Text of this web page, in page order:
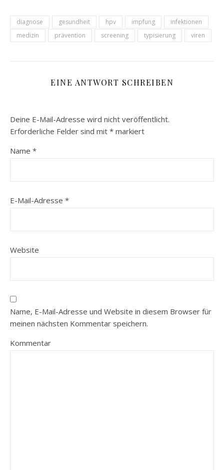
diagnose gesundheit hpv impfung
infektionen
medizin
prävention screening typisierung viren
EINE ANTWORT SCHREIBEN
Deine E-Mail-Adresse wird nicht veröffentlicht.
Erforderliche Felder sind mit * markiert
Name *
E-Mail-Adresse *
Website
Name, E-Mail-Adresse und Website in diesem Browser für
meinen nächsten Kommentar speichern.
Kommentar